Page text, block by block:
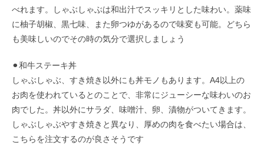
べれます。しゃぶしゃぶは和出汁でスッキリとした味わい。薬味
に柚子胡椒、黒七味、また卵つゆがあるので味変も可能。どちら
も美味しいのでその時の気分で選択しましょう
⚫︎和牛ステーキ丼
しゃぶしゃぶ、すき焼き以外にも丼モノもあります。A4以上の
お肉を使われているとのことで、非常にジューシーな味わいのお
肉でした。丼以外にサラダ、味噌汁、卵、漬物がついてきます。
しゃぶしゃぶやすき焼きと異なり、厚めの肉を食べたい場合は、
こちらを注文するのが良さそうです